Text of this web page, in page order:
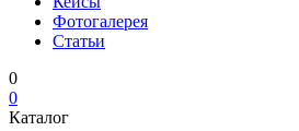
Фотогалерея
Статьи
0
0
Каталог